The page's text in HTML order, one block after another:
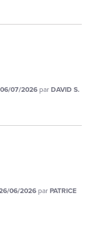
06/07/2026 parDAVID S.
06/2026 parPATRICE